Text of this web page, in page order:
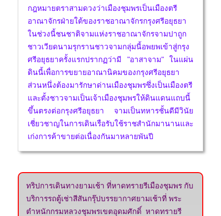
กฎหมายตราสามดวงว่าเมืองชุมพรเป็นเมืองตรี
อาณาจักรฝ่ายใต้ของราชอาณาจักรกรุงศรีอยุธยา
ในช่วงนี้ชนชาติจามแห่งราชอาณาจักรจามปาถูก
ชาวเวียดนามรุกรานชาวจามกลุ่มนี้อพยพเข้าสู่กรุง
ศรีอยุธยาครั้งแรกปรากฏว่ามี "อาสาจาม" ในแผ่น
ดินนี้เพื่อการขยายอาณานิคมของกรุงศรีอยุธยา
ส่วนหนึ่งต้องมารักษาด่านเมืองชุมพรซึ่งเป็นเมืองตรี
และตั้งชาวจามเป็นเจ้าเมืองชุมพรให้ดินแดนแถบนี้
ขึ้นตรงต่อกรุงศรีอยุธยา จามเป็นทหารชั้นดีมีวินัย
เชี่ยวชาญในการเดินเรือรับใช้ราชสำนักมานานและ
เก่งการค้าขายต่อเนื่องกันมาหลายพันปี
ทริปการเดินทางยามเช้า ที่หาดทรายรีเมืองชุมพร กับ
บริการรถตู้เช่าสีสันกรุ๊ปบรรยากาศยามเช้าที่ พระ
ตำหนักกรมหลวงชุมพรเขตอุดมศักดิ์ หาดทรายรี